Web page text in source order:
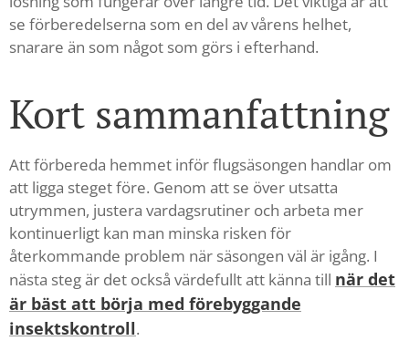
se förberedelserna som en del av vårens helhet,
snarare än som något som görs i efterhand.
Kort sammanfattning
Att förbereda hemmet inför flugsäsongen handlar om
att ligga steget före. Genom att se över utsatta
utrymmen, justera vardagsrutiner och arbeta mer
kontinuerligt kan man minska risken för
återkommande problem när säsongen väl är igång. I
nästa steg är det också värdefullt att känna till när det
är bäst att börja med förebyggande
insektskontroll.